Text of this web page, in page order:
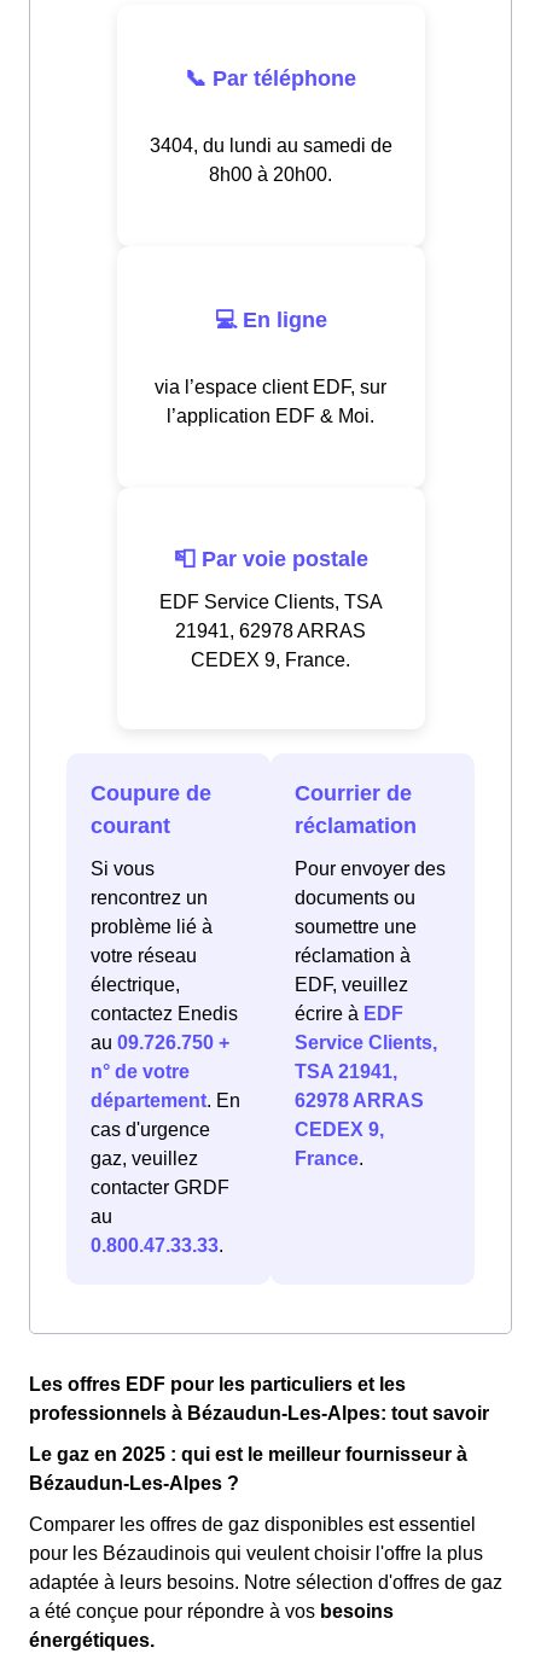
📞 Par téléphone
3404, du lundi au samedi de
8h00 à 20h00.
💻 En ligne
via l’espace client EDF, sur
l’application EDF & Moi.
📮 Par voie postale
EDF Service Clients, TSA
21941, 62978 ARRAS
CEDEX 9, France.
Coupure de
courant
Si vous
rencontrez un
problème lié à
votre réseau
électrique,
contactez Enedis
au 09.726.750 +
n° de votre
département. En
cas d'urgence
gaz, veuillez
contacter GRDF
au
0.800.47.33.33.
Courrier de
réclamation
Pour envoyer des
documents ou
soumettre une
réclamation à
EDF, veuillez
écrire à EDF
Service Clients,
TSA 21941,
62978 ARRAS
CEDEX 9,
France.
Les offres EDF pour les particuliers et les
professionnels à Bézaudun-Les-Alpes: tout savoir
Le gaz en 2025 : qui est le meilleur fournisseur à
Bézaudun-Les-Alpes ?
Comparer les offres de gaz disponibles est essentiel
pour les Bézaudinois qui veulent choisir l'offre la plus
adaptée à leurs besoins. Notre sélection d'offres de gaz
a été conçue pour répondre à vos besoins
énergétiques.